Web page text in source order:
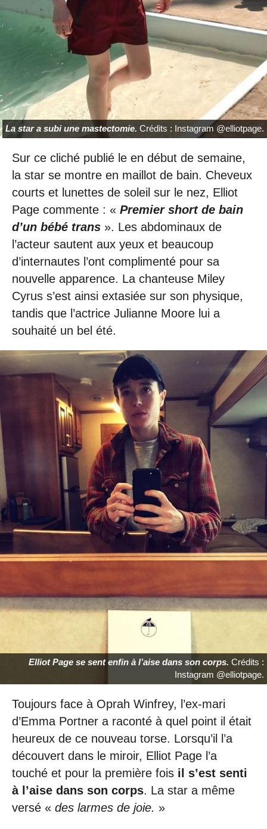
La star a subi une mastectomie. Crédits : Instagram @elliotpage.
Sur ce cliché publié le en début de semaine,
la star se montre en maillot de bain. Cheveux
courts et lunettes de soleil sur le nez, Elliot
Page commente : « Premier short de bain
d’un bébé trans ». Les abdominaux de
l’acteur sautent aux yeux et beaucoup
d’internautes l’ont complimenté pour sa
nouvelle apparence. La chanteuse Miley
Cyrus s’est ainsi extasiée sur son physique,
tandis que l’actrice Julianne Moore lui a
souhaité un bel été.
Elliot Page se sent enfin à l’aise dans son corps. Crédits :
Instagram @elliotpage.
Toujours face à Oprah Winfrey, l’ex-mari
d’Emma Portner a raconté à quel point il était
heureux de ce nouveau torse. Lorsqu’il l’a
découvert dans le miroir, Elliot Page l’a
touché et pour la première fois il s’est senti
à l’aise dans son corps. La star a même
versé « des larmes de joie. »